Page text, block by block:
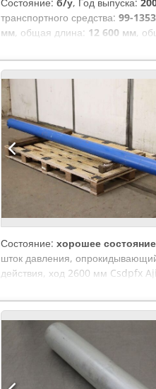
транспортного средства: 99-
мм, общая длина: 12 600 мм,
Оборудование:аварийная
состоянии. Использовался
при переключении и нажатии
Возможен осмотр, готов к
Состояние: хорошее
шток давления,
действия, ход 2600 мм Csdpfx
мм - Посадочное отверстие: Ø
Цена: за штуку - Размеры: Ø245